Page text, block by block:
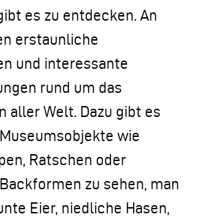
es zu entdecken. An
erstaunliche
und interessante
rund um das
aller Welt. Dazu gibt es
wie
Ratschen oder
zu sehen, man
Eier, niedliche Hasen,